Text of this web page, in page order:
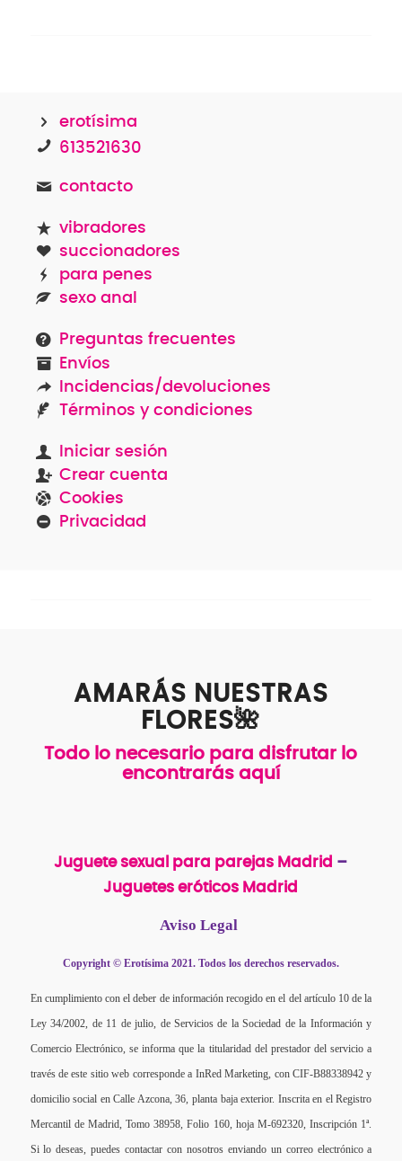
erotísima
613521630
contacto
vibradores
succionadores
para penes
sexo anal
Preguntas frecuentes
Envíos
Incidencias/devoluciones
Términos y condiciones
Iniciar sesión
Crear cuenta
Cookies
Privacidad
AMARÁS NUESTRAS
FLORES🌺
Todo lo necesario para disfrutar lo
encontrarás aquí
Juguete sexual para parejas Madrid –
Juguetes eróticos Madrid
Aviso Legal
Copyright © Erotísima 2021. Todos los derechos reservados.
En cumplimiento con el deber de información recogido en el del artículo 10 de la
Ley 34/2002, de 11 de julio, de Servicios de la Sociedad de la Información y
Comercio Electrónico, se informa que la titularidad del prestador del servicio a
través de este sitio web corresponde a InRed Marketing, con CIF-B88338942 y
domicilio social en Calle Azcona, 36, planta baja exterior. Inscrita en el Registro
Mercantil de Madrid, Tomo 38958, Folio 160, hoja M-692320, Inscripción 1ª.
Si lo deseas, puedes contactar con nosotros enviando un correo electrónico a